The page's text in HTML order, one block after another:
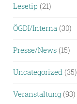
Lesetip (21)
ÖGDI/Interna (30)
Presse/News (15)
Uncategorized (35)
Veranstaltung (93)